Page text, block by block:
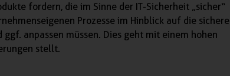
fordern, die im Sinne der IT-Sicherheit „sicher“
Prozesse im Hinblick auf die sichere
anpassen müssen. Dies geht mit einem hohen
stellt.